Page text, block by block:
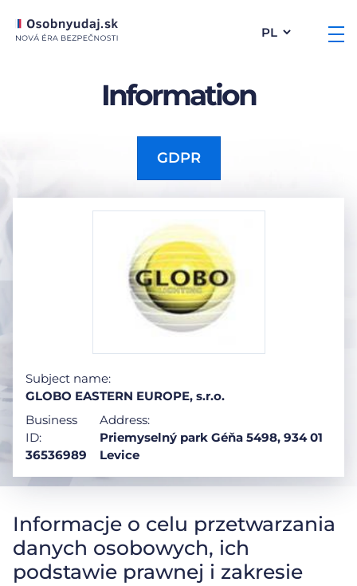
Information
GDPR
Subject name:
GLOBO EASTERN EUROPE, s.r.o.
Business
ID:
36536989
Address:
Priemyselný park Géňa 5498, 934 01
Levice
Informacje o celu przetwarzania
danych osobowych, ich
podstawie prawnej i zakresie